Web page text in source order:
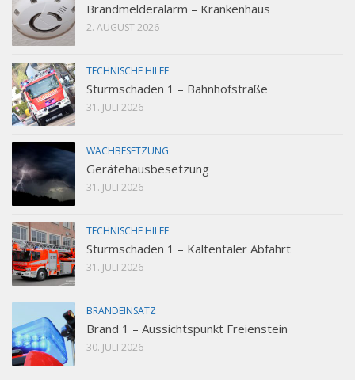
Brandmelderalarm – Krankenhaus
2. AUGUST 2026
TECHNISCHE HILFE
Sturmschaden 1 – Bahnhofstraße
31. JULI 2026
WACHBESETZUNG
Gerätehausbesetzung
31. JULI 2026
TECHNISCHE HILFE
Sturmschaden 1 – Kaltentaler Abfahrt
31. JULI 2026
BRANDEINSATZ
Brand 1 – Aussichtspunkt Freienstein
30. JULI 2026